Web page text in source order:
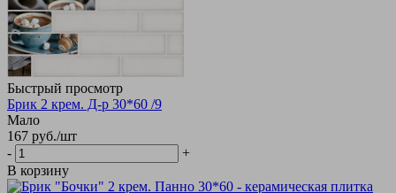
Быстрый просмотр
Брик 2 крем. Д-р 30*60 /9
Мало
167 руб./шт
-
+
В корзину